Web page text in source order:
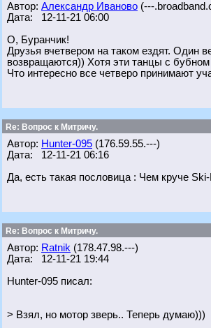
Автор: Александр Иваново (---
Дата: 12-11-21 06:00
О, Буранчик!
Друзья вчетвером на таком ездят. Один
возвращаются)) Хотя эти танцы с
Что интересно все четверо принимают
Re: Вопрос к Митричу.
Автор: Hunter-095 (176.59.55.---)
Дата: 12-11-21 06:16
Да, есть такая пословица : Чем круче
Re: Вопрос к Митричу.
Автор: Ratnik (178.47.98.---)
Дата: 12-11-21 19:44
Hunter-095 писал:
> Взял, но мотор зверь.. Теперь думаю)))